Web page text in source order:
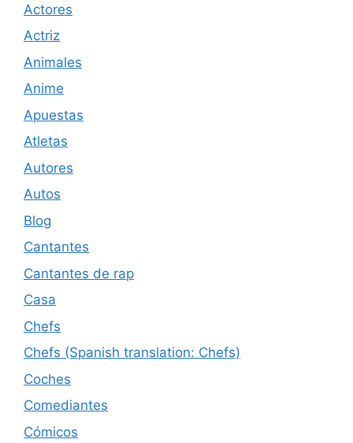
Actores
Actriz
Animales
Anime
Apuestas
Atletas
Autores
Autos
Blog
Cantantes
Cantantes de rap
Casa
Chefs
Chefs (Spanish translation: Chefs)
Coches
Comediantes
Cómicos